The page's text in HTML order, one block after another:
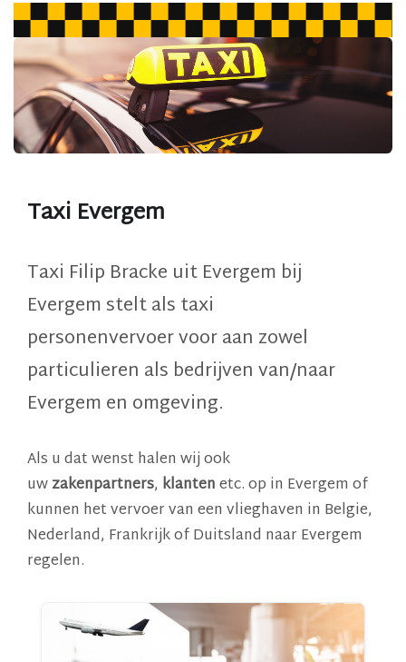
Taxi Evergem
Taxi Filip Bracke uit Evergem bij
Evergem stelt alstaxi
personenvervoervoor aan zowel
particulieren als bedrijven van/naar
Evergemen omgeving.
Als u dat wenst halen wij ook
uwzakenpartners, klantenetc. op in Evergem of
kunnen het vervoer van een vlieghaven in Belgie,
Nederland, Frankrijk of Duitsland naar Evergem
regelen.